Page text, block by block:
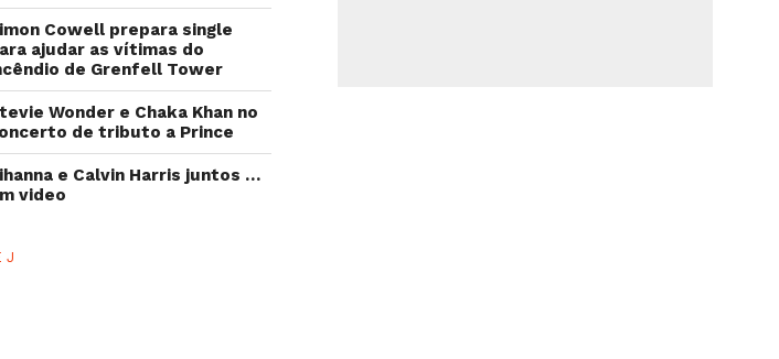
Cowell prepara single
ajudar as vítimas do
de Grenfell Tower
Wonder e Chaka Khan no
de tributo a Prince
e Calvin Harris juntos …
video
J